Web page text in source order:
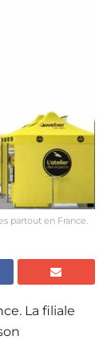
partout en France.
La filiale